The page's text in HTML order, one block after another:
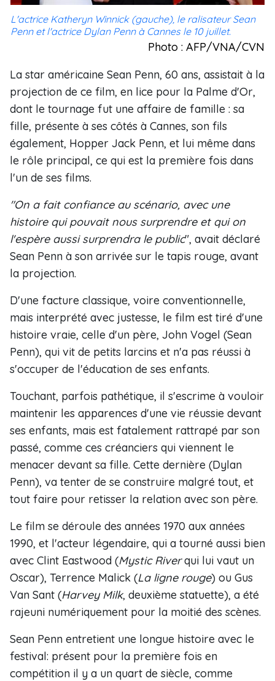
L'actrice Katheryn Winnick (gauche), le ralisateur Sean
Penn et l'actrice Dylan Penn à Cannes le 10 juillet.
Photo : AFP/VNA/CVN
La star américaine Sean Penn, 60 ans, assistait à la
projection de ce film, en lice pour la Palme d'Or,
dont le tournage fut une affaire de famille : sa
fille, présente à ses côtés à Cannes, son fils
également, Hopper Jack Penn, et lui même dans
le rôle principal, ce qui est la première fois dans
l'un de ses films.
"On a fait confiance au scénario, avec une
histoire qui pouvait nous surprendre et qui on
l'espère aussi surprendra le public", avait déclaré
Sean Penn à son arrivée sur le tapis rouge, avant
la projection.
D'une facture classique, voire conventionnelle,
mais interprété avec justesse, le film est tiré d'une
histoire vraie, celle d'un père, John Vogel (Sean
Penn), qui vit de petits larcins et n'a pas réussi à
s'occuper de l'éducation de ses enfants.
Touchant, parfois pathétique, il s'escrime à vouloir
maintenir les apparences d'une vie réussie devant
ses enfants, mais est fatalement rattrapé par son
passé, comme ces créanciers qui viennent le
menacer devant sa fille. Cette dernière (Dylan
Penn), va tenter de se construire malgré tout, et
tout faire pour retisser la relation avec son père.
Le film se déroule des années 1970 aux années
1990, et l'acteur légendaire, qui a tourné aussi bien
avec Clint Eastwood (Mystic Riverqui lui vaut un
Oscar), Terrence Malick (La ligne rouge) ou Gus
Van Sant (Harvey Milk, deuxième statuette), a été
rajeuni numériquement pour la moitié des scènes.
Sean Penn entretient une longue histoire avec le
festival: présent pour la première fois en
compétition il y a un quart de siècle, comme